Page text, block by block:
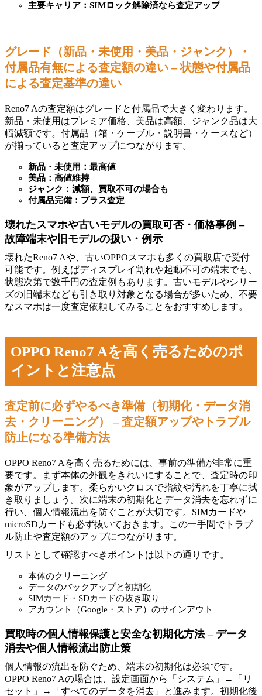
主要キャリア：SIMロック解除済なら査定アップ
グレード（新品・未使用・美品・ジャンク）・
付属品有無による査定額の違い – 状態や付属品
による査定基準の違い
Reno7 Aの査定額はグレードと付属品で大きく変わります。
新品・未使用はプレミア価格、美品は高額、ジャンク品は大
幅減額です。付属品（箱・ケーブル・説明書・ケースなど）
が揃っていると査定アップにつながります。
新品・未使用：最高値
美品：高値維持
ジャンク：減額、買取不可の場合も
付属品完備：プラス査定
壊れたスマホや古いモデルの買取可否・価格事例 –
故障端末や旧モデルの扱い・例示
壊れたReno7 Aや、古いOPPOスマホも多くの買取店で受付
可能です。例えばディスプレイ割れや起動不可の端末でも、
状態次第で数千円の査定例もあります。古いモデルやシリー
ズの旧端末なども引き取り対象となる場合が多いため、不要
なスマホは一度査定依頼してみることをおすすめします。
OPPO Reno7 Aを高く売るためのポ
イントと注意点
査定前に必ずやるべき準備（初期化・データ消
去・クリーニング） – 査定額アップやトラブル
防止になる準備方法
OPPO Reno7 Aを高く売るためには、事前の準備が非常に重
要です。まず本体の外観をきれいにすることで、査定時の印
象がアップします。柔らかいクロスで指紋や汚れを丁寧に拭
き取りましょう。次に端末の初期化とデータ消去を忘れずに
行い、個人情報流出を防ぐことが大切です。SIMカードや
microSDカードも必ず抜いておきます。この一手間でトラブ
ル防止や査定額のアップにつながります。
リストとして確認すべきポイントは以下の通りです。
本体のクリーニング
データのバックアップと初期化
SIMカード・SDカードの抜き取り
アカウント（Google・ストア）のサインアウト
買取時の個人情報保護と安全な初期化方法 – データ
消去や個人情報流出防止策
個人情報の流出を防ぐため、端末の初期化は必須です。
OPPO Reno7 Aの場合は、設定画面から「システム」→「リ
セット」→「すべてのデータを消去」と進みます。初期化後